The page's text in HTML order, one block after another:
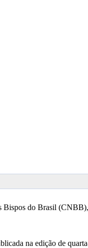
Bispos do Brasil
na edição de